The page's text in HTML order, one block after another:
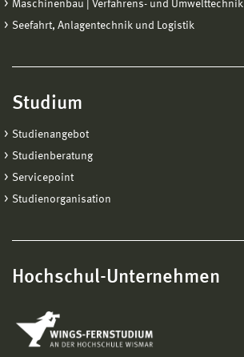
Maschinenbau | Verfahrens- und Umwelttechnik
Seefahrt, Anlagentechnik und Logistik
Studium
Studienangebot
Studienberatung
Servicepoint
Studienorganisation
Hochschul-Unternehmen